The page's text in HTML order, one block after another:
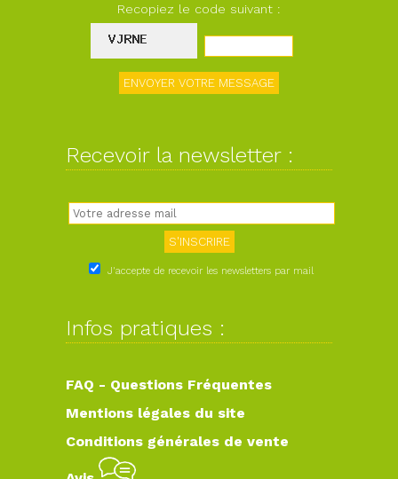
Recopiez le code suivant :
Recevoir la newsletter :
J'accepte de recevoir les newsletters par mail
Infos pratiques :
FAQ - Questions Fréquentes
Mentions légales du site
Conditions générales de vente